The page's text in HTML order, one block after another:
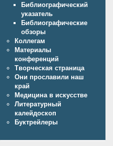
Библиографический
указатель
Библиографические
обзоры
Коллегам
Материалы
конференций
Творческая страница
Они прославили наш
край
Медицина в искусстве
Литературный
калейдоскоп
Буктрейлеры